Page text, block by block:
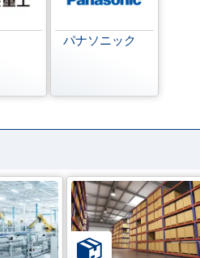
パナソニック